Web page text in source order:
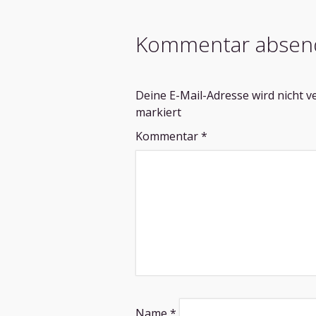
Kommentar
Deine E-Mail-Adresse wird nicht
markiert
Kommentar*